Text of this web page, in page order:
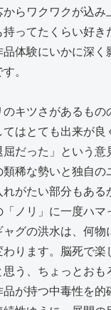
らワクワクが込み
ってたくらい好き
体験にいかに深く
。
のキツさがあるもの
はとても出来が良
だった」という意
稀な勢いと独自の
がたい部分もある
ノリ」に一度ハマ
グの洪水は、何物
ります。脳死で楽
思う、ちょっとお
品が持つ中毒性を的